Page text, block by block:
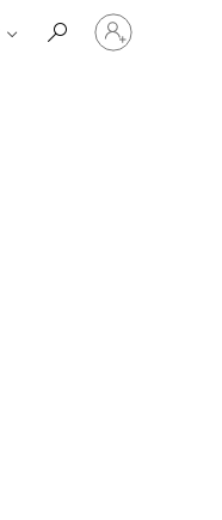
Prisijunkite
prie
paskyros